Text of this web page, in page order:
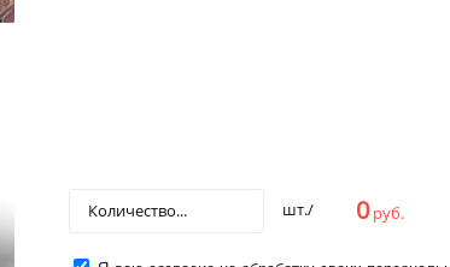
шт./ 0руб.